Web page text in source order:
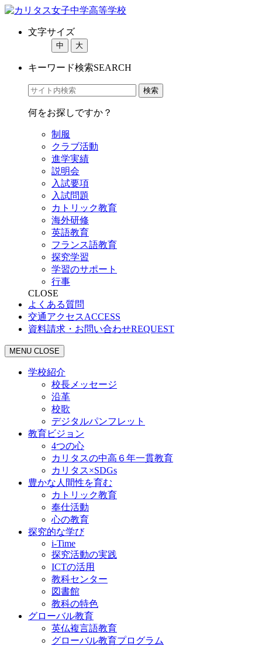
文字サイズ
中 大
キーワード検索SEARCH
何をお探しですか？
制服
クラブ活動
進学実績
説明会
入試要項
入試問題
カトリック教育
海外研修
英語教育
フランス語教育
探究学習
学習のサポート
行事
CLOSE
よくある質問
交通アクセスACCESS
資料請求・お問い合わせREQUEST
MENU CLOSE
学校紹介
校長メッセージ
沿革
校歌
デジタルパンフレット
教育ビジョン
4つの心
カリタスの中高６年一貫教育
カリタス×SDGs
豊かな人間性を育む
カトリック教育
奉仕活動
心の教育
探究的な学び
i-Time
探究活動の実践
ICTの活用
教科センター
図書館
教科の特色
グローバル教育
英仏複言語教育
グローバル教育プログラム